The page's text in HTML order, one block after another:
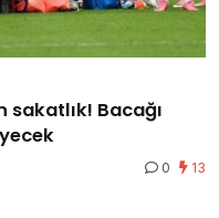
sakatlık! Bacağı
0 13